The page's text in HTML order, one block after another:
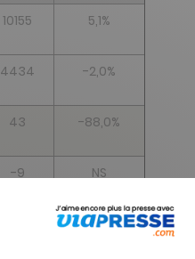
10155 5,1%
4434 -2,0%
43 -88,0%
-9 NS